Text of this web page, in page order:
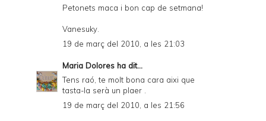
Petonets maca i bon cap de setmana!
Vanesuky.
19 de març del 2010, a les 21:03
Maria Dolores ha dit...
Tens raó, te molt bona cara aixi que
tasta-la serà un plaer .
19 de març del 2010, a les 21:56